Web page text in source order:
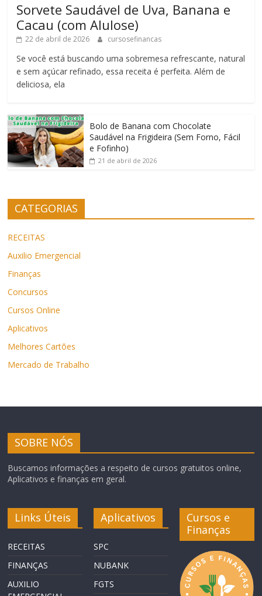
Sorvete Saudável de Uva, Banana e
Cacau (com Alulose)
22 de abril de 2026 cursosefinancas
Se você está buscando uma sobremesa refrescante, natural
e sem açúcar refinado, essa receita é perfeita. Além de
deliciosa, ela
Bolo de Banana com Chocolate
Saudável na Frigideira (Sem Forno, Fácil
e Fofinho)
21 de abril de 2026
CATEGORIAS
RECEITAS
Auxilio Emergencial
Finanças
Concursos
Cursos Online
Aplicativos
Melhores Cartões
Mercado de Trabalho
SOBRE NÓS
Buscamos informações a respeito de cursos gratuitos online,
Aplicativos e finanças em geral.
Links Úteis
RECEITAS
FINANÇAS
AUXILIO
Aplicativos
SPC
NUBANK
FGTS
Cursos e
Finanças